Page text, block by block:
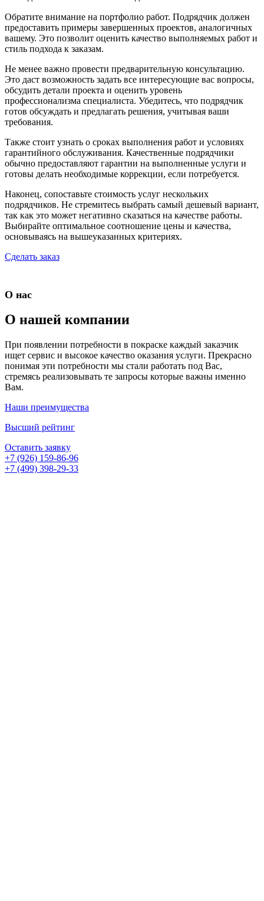
Обратите внимание на портфолио работ. Подрядчик должен
предоставить примеры завершенных проектов, аналогичных
вашему. Это позволит оценить качество выполняемых работ и
стиль подхода к заказам.
Не менее важно провести предварительную консультацию.
Это даст возможность задать все интересующие вас вопросы,
обсудить детали проекта и оценить уровень
профессионализма специалиста. Убедитесь, что подрядчик
готов обсуждать и предлагать решения, учитывая ваши
требования.
Также стоит узнать о сроках выполнения работ и условиях
гарантийного обслуживания. Качественные подрядчики
обычно предоставляют гарантии на выполненные услуги и
готовы делать необходимые коррекции, если потребуется.
Наконец, сопоставьте стоимость услуг нескольких
подрядчиков. Не стремитесь выбрать самый дешевый вариант,
так как это может негативно сказаться на качестве работы.
Выбирайте оптимальное соотношение цены и качества,
основываясь на вышеуказанных критериях.
Сделать заказ
О нас
О нашей компании
При появлении потребности в покраске каждый заказчик
ищет сервис и высокое качество оказания услуги. Прекрасно
понимая эти потребности мы стали работать под Вас,
стремясь реализовывать те запросы которые важны именно
Вам.
Наши преимущества
Высший рейтинг
Оставить заявку
+7 (926) 159-86-96
+7 (499) 398-29-33